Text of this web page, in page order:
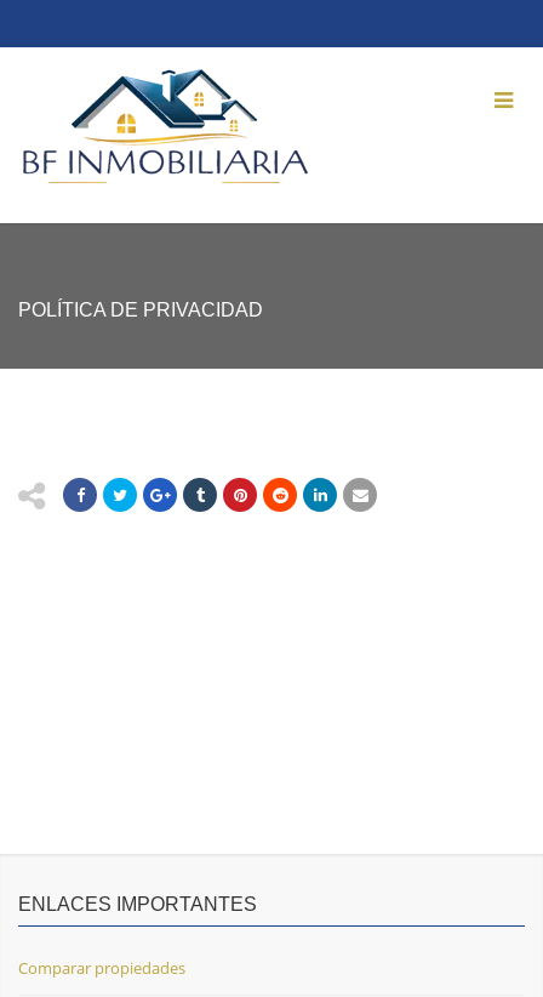
POLÍTICA DE PRIVACIDAD
ENLACES IMPORTANTES
Comparar propiedades